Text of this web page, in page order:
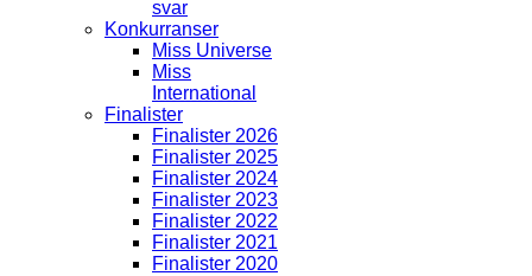
svar
Konkurranser
Miss Universe
Miss
International
Finalister
Finalister 2026
Finalister 2025
Finalister 2024
Finalister 2023
Finalister 2022
Finalister 2021
Finalister 2020